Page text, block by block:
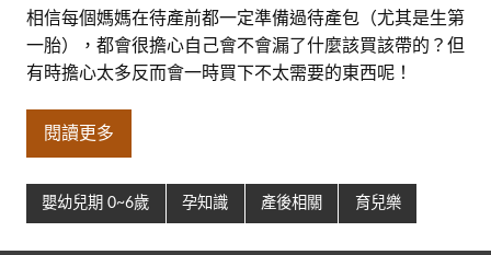
相信每個媽媽在待產前都一定準備過待產包（尤其是生第
一胎），都會很擔心自己會不會漏了什麼該買該帶的？但
有時擔心太多反而會一時買下不太需要的東西呢！
閱讀更多
嬰幼兒期 0~6歲 孕知識 產後相關 育兒樂